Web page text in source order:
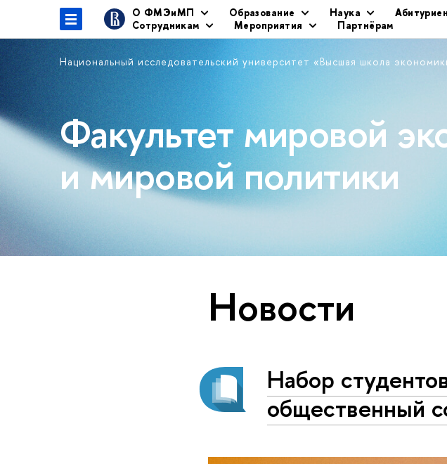
О ФМЭиМП Образование Наука
Сотрудникам
Мероприятия Партнёрам
Национальный исследовательский университет «Высшая школа
Факультет мировой
и мировой политики
Новости
Набор
общественный